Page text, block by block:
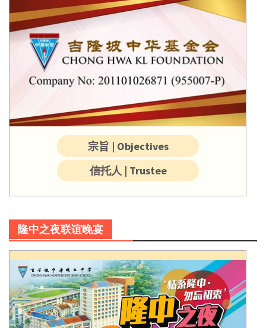
宗旨 | Objectives
信托人 | Trustee
隆中之夜联谊晚宴